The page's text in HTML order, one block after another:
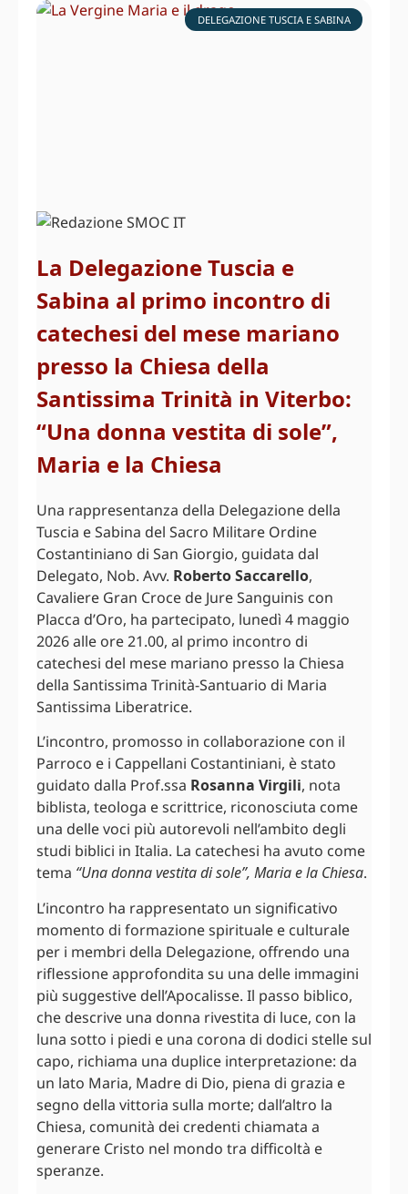
DELEGAZIONE TUSCIA E SABINA
La Delegazione Tuscia e
Sabina al primo incontro di
catechesi del mese mariano
presso la Chiesa della
Santissima Trinità in Viterbo:
“Una donna vestita di sole”,
Maria e la Chiesa
Una rappresentanza della Delegazione della
Tuscia e Sabina del Sacro Militare Ordine
Costantiniano di San Giorgio, guidata dal
Delegato, Nob. Avv. Roberto Saccarello,
Cavaliere Gran Croce de Jure Sanguinis con
Placca d’Oro, ha partecipato, lunedì 4 maggio
2026 alle ore 21.00, al primo incontro di
catechesi del mese mariano presso la Chiesa
della Santissima Trinità-Santuario di Maria
Santissima Liberatrice.
L’incontro, promosso in collaborazione con il
Parroco e i Cappellani Costantiniani, è stato
guidato dalla Prof.ssa Rosanna Virgili, nota
biblista, teologa e scrittrice, riconosciuta come
una delle voci più autorevoli nell’ambito degli
studi biblici in Italia. La catechesi ha avuto come
tema “Una donna vestita di sole”, Maria e la Chiesa.
L’incontro ha rappresentato un significativo
momento di formazione spirituale e culturale
per i membri della Delegazione, offrendo una
riflessione approfondita su una delle immagini
più suggestive dell’Apocalisse. Il passo biblico,
che descrive una donna rivestita di luce, con la
luna sotto i piedi e una corona di dodici stelle sul
capo, richiama una duplice interpretazione: da
un lato Maria, Madre di Dio, piena di grazia e
segno della vittoria sulla morte; dall’altro la
Chiesa, comunità dei credenti chiamata a
generare Cristo nel mondo tra difficoltà e
speranze.